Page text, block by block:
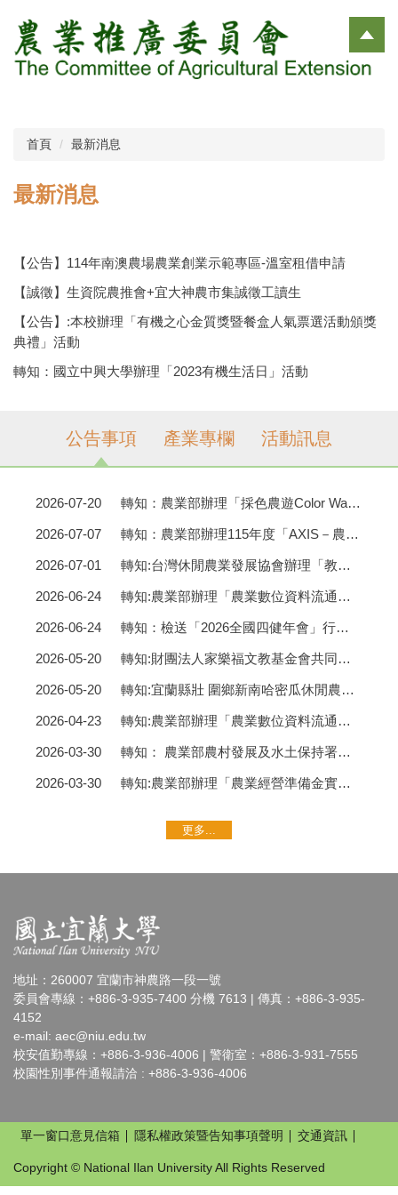
到
主
首頁
最新消息
最新消息
【公告】114年南澳農場農業創業示範專區-溫室租借申請
【誠徵】生資院農推會+宜大神農市集誠徵工讀生
【公告】:本校辦理「有機之心金質獎暨餐盒人氣票選活動頒獎
典禮」活動
轉知：國立中興大學辦理「2023有機生活日」活動
公告事項 產業專欄 活動訊息
2026-07-20 轉知：農業部辦理「採色農遊Color Walk」
2026-07-07 轉知：農業部辦理115年度「AXIS－農業跨域數位領袖班」
2026-07-01 轉知:台灣休閒農業發展協會辦理「教師食農體驗交流暨專業成長研習」
2026-06-24 轉知:農業部辦理「農業數位資料流通風險防範實體演練 工作坊（第2場）」
2026-06-24 轉知：檢送「2026全國四健年會」行程及報名相關資訊
2026-05-20 轉知:財團法人家樂福文教基金會共同辦 理「家樂福文化藝術季」
2026-05-20 轉知:宜蘭縣壯 圍鄉新南哈密瓜休閒農場辦理「宜蘭地區哈密瓜露天栽培 技術示範觀摩會
2026-04-23 轉知:農業部辦理「農業數位資料流通風險防範實體演 練工作坊」
2026-03-30 轉知： 農業部農村發展及水土保持署函送台灣休閒農業發展協會編印之「特色農業旅遊場域認證」、「永續農遊」及「食農體驗」等3項宣傳摺頁，歡迎下載參考並協助推廣。
2026-03-30 轉知:農業部辦理「農業經營準備金實務工作坊課程」，惠請協助公告並請符合申請資格且有意願從農之學生報名參加
更多...
地址：260007 宜蘭市神農路一段一號
委員會專線：+886-3-935-7400 分機 7613 | 傳真：+886-3-935-
4152
e-mail: aec@niu.edu.tw
校安值勤專線：+886-3-936-4006 | 警衛室：+886-3-931-7555
校園性別事件通報請洽 : +886-3-936-4006
單一窗口意見信箱 隱私權政策暨告知事項聲明 交通資訊
Copyright © National Ilan University All Rights Reserved